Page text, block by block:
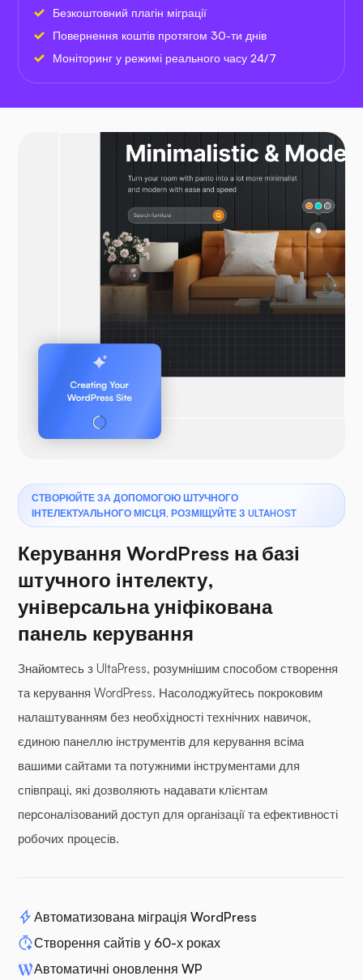
Безкоштовний плагін міграції
Повернення коштів протягом 30-ти днів
Моніторинг у режимі реального часу 24/7
СТВОРЮЙТЕ ЗА ДОПОМОГОЮ ШТУЧНОГО
ІНТЕЛЕКТУАЛЬНОГО МІСЦЯ, РОЗМІЩУЙТЕ З ULTAHOST
Керування WordPress на базі
штучного інтелекту,
універсальна уніфікована
панель керування
Знайомтесь з UltaPress, розумнішим способом створення
та керування WordPress. Насолоджуйтесь покроковим
налаштуванням без необхідності технічних навичок,
єдиною панеллю інструментів для керування всіма
вашими сайтами та потужними інструментами для
співпраці, які дозволяють надавати клієнтам
персоналізований доступ для організації та ефективності
робочих процесів.
Автоматизована міграція WordPress
Створення сайтів у 60-х роках
Автоматичні оновлення WP